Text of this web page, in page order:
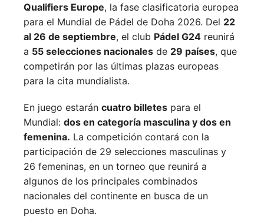
Qualifiers Europe, la fase clasificatoria europea
para el Mundial de Pádel de Doha 2026. Del 22
al 26 de septiembre, el club Pádel G24 reunirá
a 55 selecciones nacionales de 29 países, que
competirán por las últimas plazas europeas
para la cita mundialista.
En juego estarán cuatro billetes para el
Mundial: dos en categoría masculina y dos en
femenina. La competición contará con la
participación de 29 selecciones masculinas y
26 femeninas, en un torneo que reunirá a
algunos de los principales combinados
nacionales del continente en busca de un
puesto en Doha.